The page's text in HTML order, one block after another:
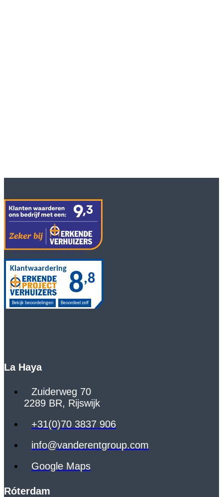
La Haya
Zuiderweg 70
2289 BR, Rijswijk
+31(0)70 3837 906
info@vanderentgroup.com
Google Maps
Róterdam